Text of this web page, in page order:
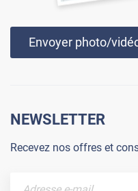
Envoyer photo/
NEWSLETTER
Recevez nos offres et